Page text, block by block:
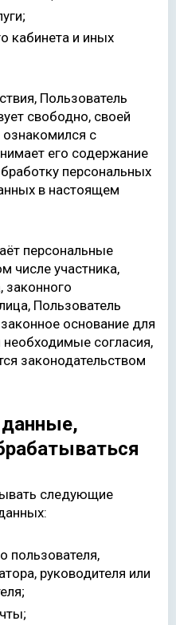
кабинета и иных
Пользователь
свободно, своей
ознакомился с
его содержание
персональных
в настоящем
персональные
числе участника,
законного
Пользователь
основание для
необходимые согласия,
законодательством
следующие
пользователя,
руководителя или